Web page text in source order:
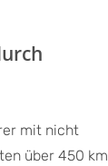
mit nicht
über 450 km